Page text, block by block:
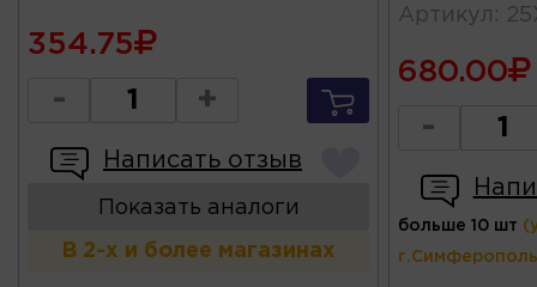
354.75
- +
Написать отзыв
Показать аналоги
В 2-х и более магазинах
Артикул :
680.00
-
больше 10 шт